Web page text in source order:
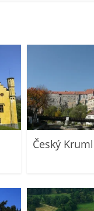
Český